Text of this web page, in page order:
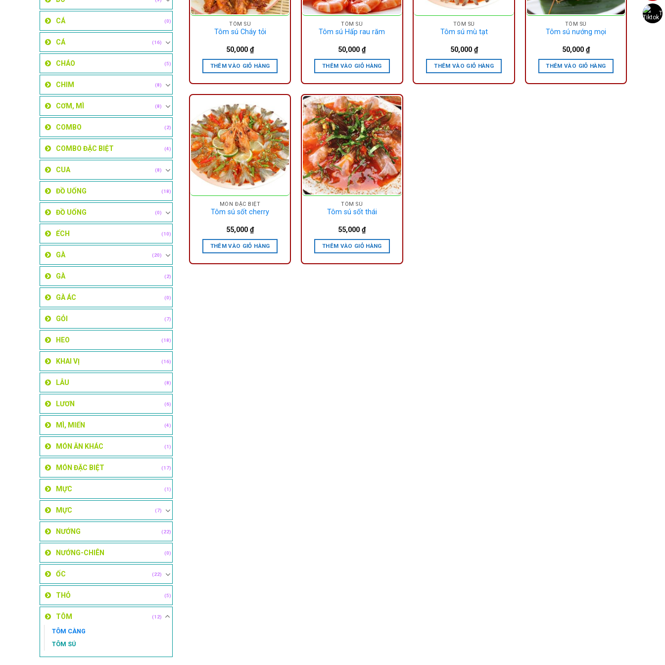
CÁ (0)
CÁ (16)
CHÁO (5)
CHIM (8)
CƠM, MÌ (8)
COMBO (2)
COMBO ĐẶC BIỆT (4)
CUA (8)
ĐỒ UỐNG (18)
ĐỒ UỐNG (0)
ẾCH (10)
GÀ (20)
GÀ (2)
GÀ ÁC (0)
GỎI (7)
HEO (18)
KHAI VỊ (16)
LẪU (8)
LƯƠN (6)
MÌ, MIẾN (4)
MÓN ĂN KHÁC (1)
MÓN ĐẶC BIỆT (17)
MỰC (1)
MỰC (7)
NƯỚNG (22)
NƯỚNG-CHIÊN (0)
ỐC (22)
THỎ (5)
TÔM (12)
TÔM CÀNG
TÔM SÚ
TÔM SÚ
Tôm sú Cháy tỏi
50,000₫
THÊM VÀO GIỎ HÀNG
TÔM SÚ
Tôm sú Hấp rau răm
50,000₫
THÊM VÀO GIỎ HÀNG
TÔM SÚ
Tôm sú mù tạt
50,000 ₫
THÊM VÀO GIỎ HÀNG
TÔM SÚ
Tôm sú nướng mọi
50,000 ₫
THÊM VÀO GIỎ HÀNG
MÓN ĐẶC BIỆT
Tôm sú sốt cherry
55,000₫
THÊM VÀO GIỎ HÀNG
TÔM SÚ
Tôm sú sốt thái
55,000₫
THÊM VÀO GIỎ HÀNG